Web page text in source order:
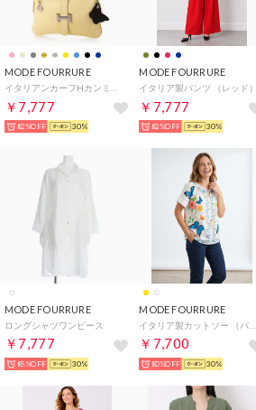
MODE FOURRURE
イタリアンカーフHカンミニショルダーバッグ （パステルイエロー）
￥7,777
82%OFF 30%
MODE FOURRURE
イタリア製パンツ （レッド）
￥7,777
82%OFF 30%
MODE FOURRURE
ロングシャツワンピース
￥7,777
85%OFF 30%
MODE FOURRURE
￥7,700
80%OFF 30%